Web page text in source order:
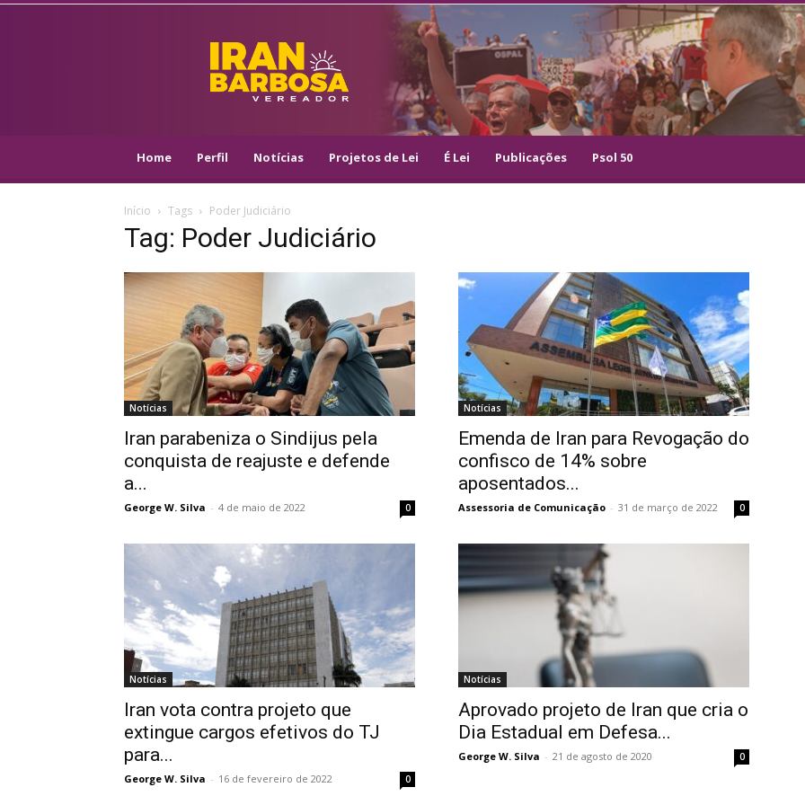
IRAN
BARBOSA
–
VEREADOR
–
Home Perfil Notícias Projetos de Lei É Lei Publicações Psol 50
Início Tags Poder Judiciário
Tag: Poder Judiciário
Notícias
Iran parabeniza o Sindijus pela
conquista de reajuste e defende
a...
George W. Silva - 4 de maio de 2022 0
Notícias
Emenda de Iran para Revogação do
confisco de 14% sobre
aposentados...
Assessoria de Comunicação - 31 de março de 2022 0
Notícias
Iran vota contra projeto que
extingue cargos efetivos do TJ
para...
George W. Silva - 16 de fevereiro de 2022 0
Notícias
Aprovado projeto de Iran que cria o
Dia Estadual em Defesa...
George W. Silva - 21 de agosto de 2020 0